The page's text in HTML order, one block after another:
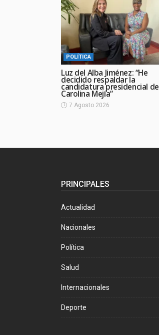
POLÍTICA
Luz del Alba Jiménez: “He
decidido respaldar la
candidatura presidencial de
Carolina Mejía”
7 Agosto 2026
PRINCIPALES
Actualidad
Nacionales
Política
Salud
Internacionales
Deporte